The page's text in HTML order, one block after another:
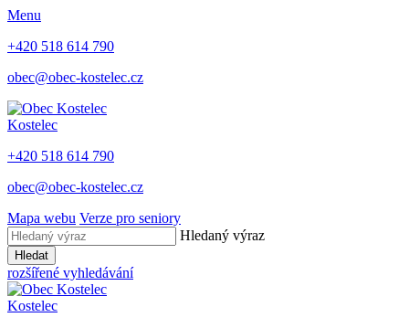
Menu
+420 518 614 790
obec@obec-kostelec.cz
Kostelec
+420 518 614 790
obec@obec-kostelec.cz
Mapa webu Verze pro seniory
Hledaný výraz
Hledat
rozšířené vyhledávání
Kostelec